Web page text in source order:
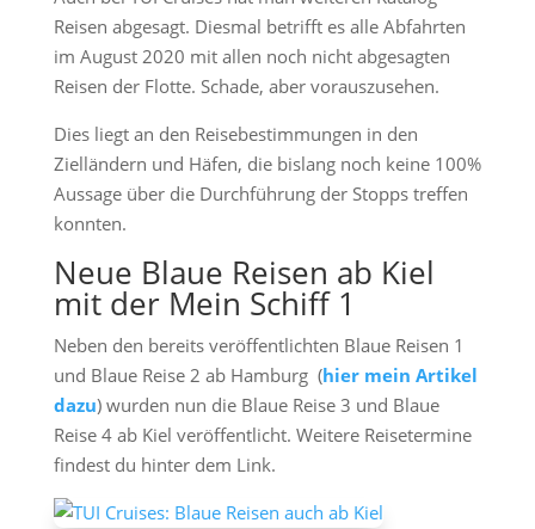
Reisen abgesagt. Diesmal betrifft es alle Abfahrten
im August 2020 mit allen noch nicht abgesagten
Reisen der Flotte. Schade, aber vorauszusehen.
Dies liegt an den Reisebestimmungen in den
Zielländern und Häfen, die bislang noch keine 100%
Aussage über die Durchführung der Stopps treffen
konnten.
Neue Blaue Reisen ab Kiel
mit der Mein Schiff 1
Neben den bereits veröffentlichten Blaue Reisen 1
und Blaue Reise 2 ab Hamburg (hier mein Artikel
dazu) wurden nun die Blaue Reise 3 und Blaue
Reise 4 ab Kiel veröffentlicht. Weitere Reisetermine
findest du hinter dem Link.